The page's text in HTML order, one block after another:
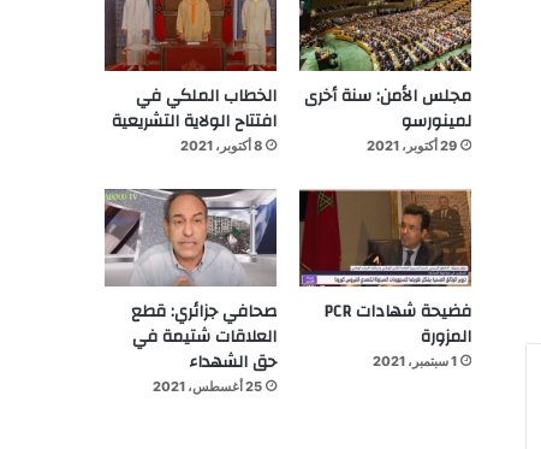
مجلس الأمن: سنة أخرى
لمينورسو
29 أكتوبر، 2021
الخطاب الملكي في
افتتاح الولاية التشريعية
8 أكتوبر، 2021
فضيحة شهادات PCR
المزورة
1 سبتمبر، 2021
صحافي جزائري: قطع
العلاقات شتيمة في
حق الشهداء
25 أغسطس، 2021